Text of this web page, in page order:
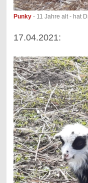
Punky- 11 Jahre alt - hat
17.04.2021: